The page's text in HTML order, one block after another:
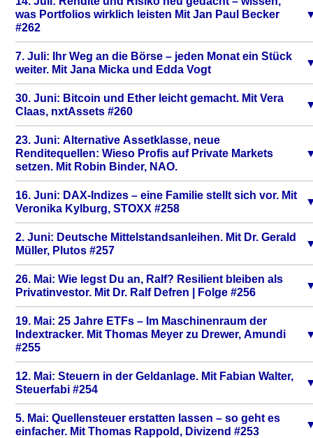
was Portfolios wirklich leisten Mit Jan Paul Becker
#262
7. Juli: Ihr Weg an die Börse – jeden Monat ein Stück
weiter. Mit Jana Micka und Edda Vogt
30. Juni: Bitcoin und Ether leicht gemacht. Mit Vera
Claas, nxtAssets #260
23. Juni: Alternative Assetklasse, neue
Renditequellen: Wieso Profis auf Private Markets
setzen. Mit Robin Binder, NAO.
16. Juni: DAX-Indizes – eine Familie stellt sich vor. Mit
Veronika Kylburg, STOXX #258
2. Juni: Deutsche Mittelstandsanleihen. Mit Dr. Gerald
Müller, Plutos #257
26. Mai: Wie legst Du an, Ralf? Resilient bleiben als
Privatinvestor. Mit Dr. Ralf Defren | Folge #256
19. Mai: 25 Jahre ETFs – Im Maschinenraum der
Indextracker. Mit Thomas Meyer zu Drewer, Amundi
#255
12. Mai: Steuern in der Geldanlage. Mit Fabian Walter,
Steuerfabi #254
5. Mai: Quellensteuer erstatten lassen – so geht es
einfacher. Mit Thomas Rappold, Divizend #253